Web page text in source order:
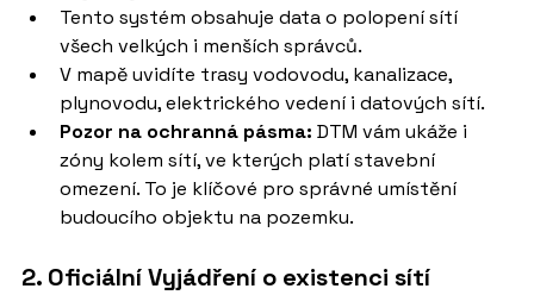
Tento systém obsahuje data o polopení sítí
všech velkých i menších správců.
V mapě uvidíte trasy vodovodu, kanalizace,
plynovodu, elektrického vedení i datových sítí.
Pozor na ochranná pásma: DTM vám ukáže i
zóny kolem sítí, ve kterých platí stavební
omezení. To je klíčové pro správné umístění
budoucího objektu na pozemku.
2. Oficiální Vyjádření o existenci sítí